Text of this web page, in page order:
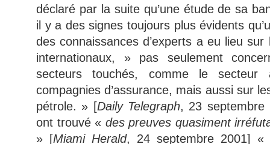
déclaré par la suite qu’une étude de sa
il y a des signes toujours plus évidents
des connaissances d’experts a eu lieu
internationaux, » pas seulement
secteurs touchés, comme le
compagnies d’assurance, mais aussi sur
pétrole. » [Daily Telegraph, 23 septembre
ont trouvé « des preuves quasiment
» [Miami Herald, 24 septembre 2001] «